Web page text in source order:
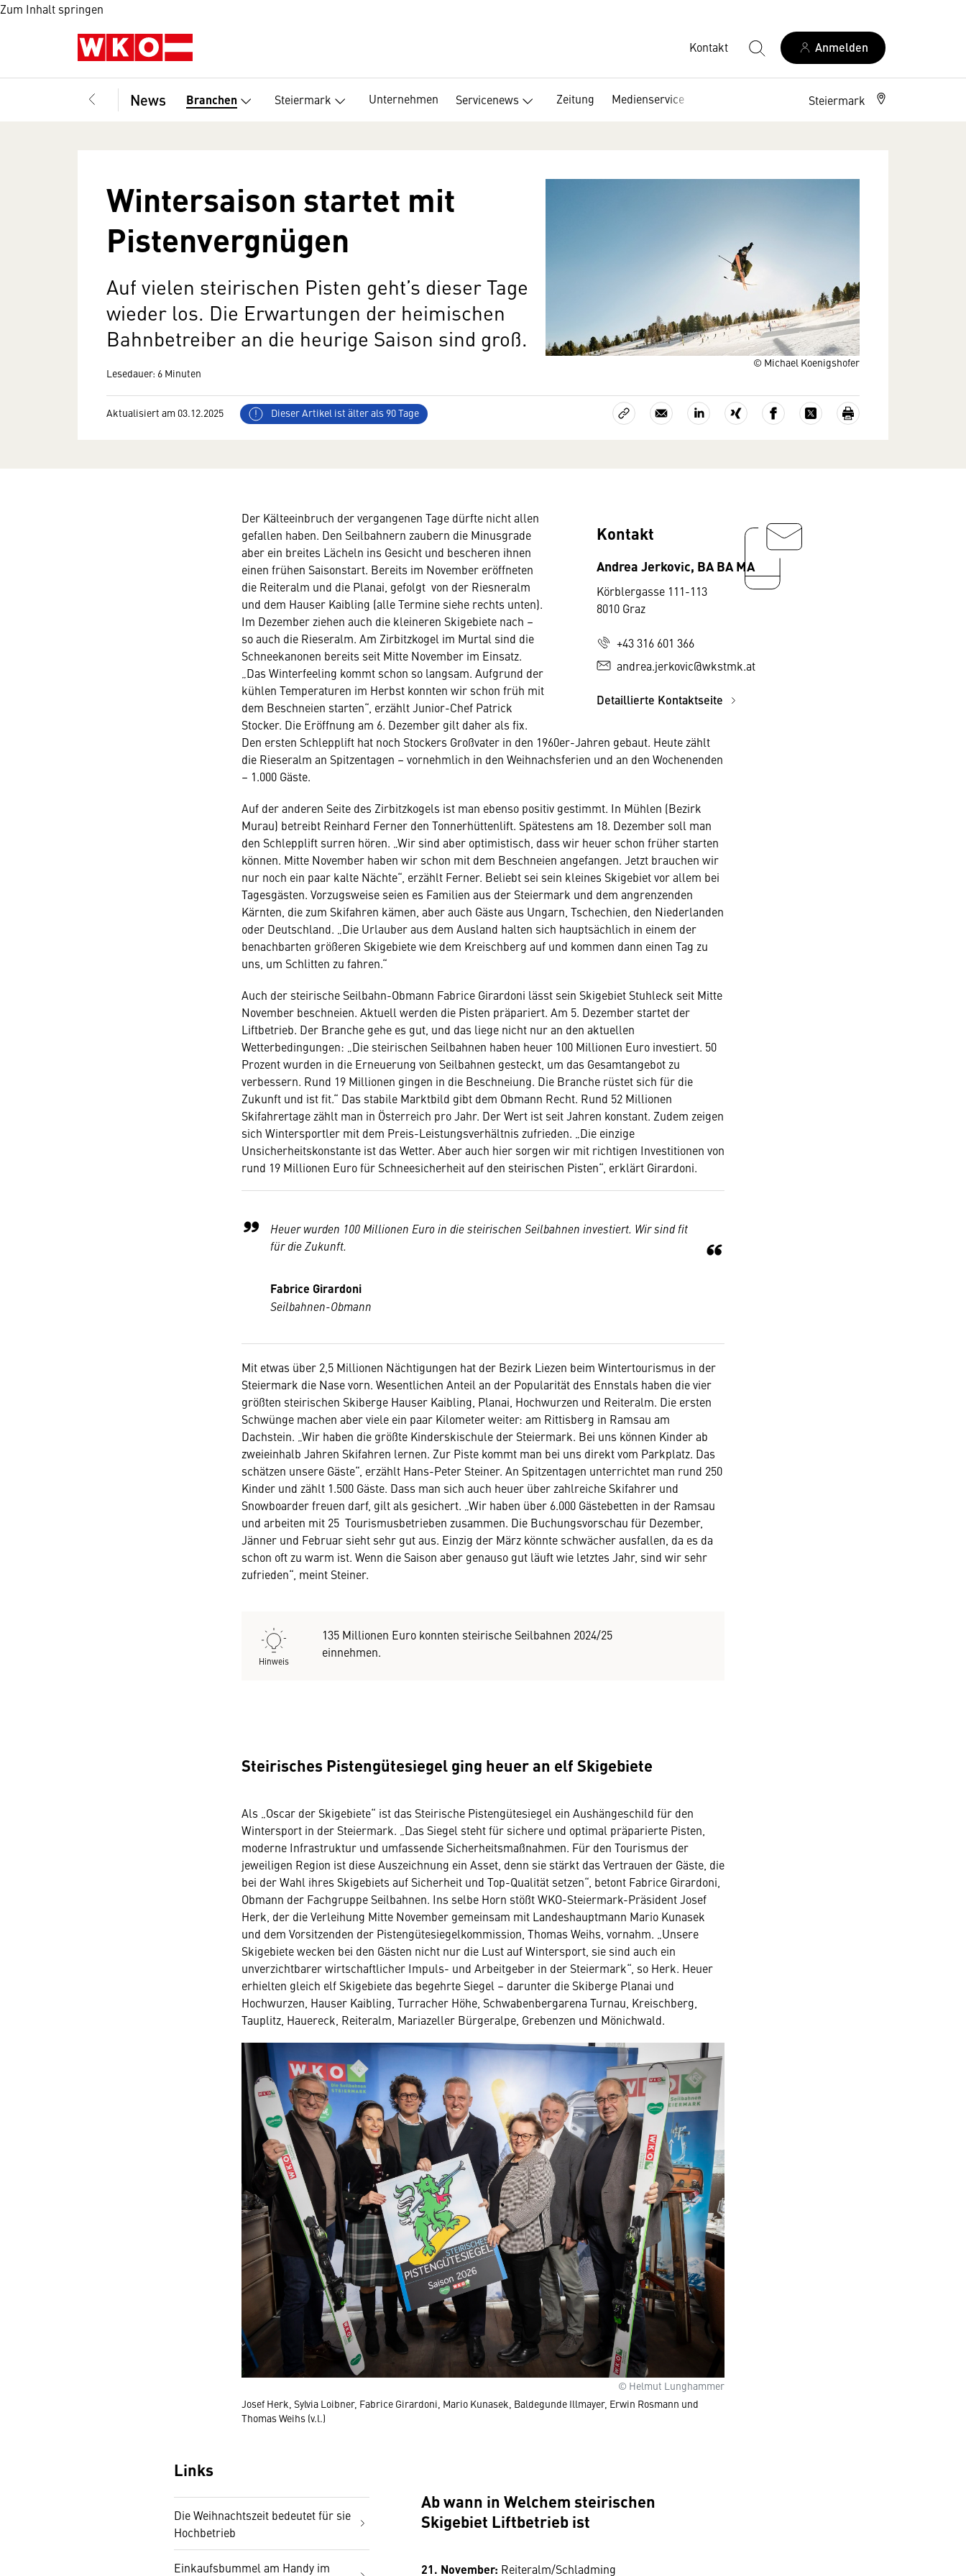
Zum Inhalt springen
Kontakt Anmelden
News Branchen Steiermark Unternehmen Servicenews Zeitung Medienservice Steiermark
© Michael Koenigshofer
Wintersaison startet mit
Pistenvergnügen
Auf vielen steirischen Pisten geht’s dieser Tage
wieder los. Die Erwartungen der heimischen
Bahnbetreiber an die heurige Saison sind groß.
Lesedauer: 6 Minuten
Aktualisiert am 03.12.2025 Dieser Artikel ist älter als 90 Tage
Kontakt
Andrea Jerkovic, BA BA MA
Körblergasse 111-113
8010 Graz
+43 316 601 366
andrea.jerkovic@wkstmk.at
Detaillierte Kontaktseite
Der Kälteeinbruch der vergangenen Tage dürfte nicht allen
gefallen haben. Den Seilbahnern zaubern die Minusgrade
aber ein breites Lächeln ins Gesicht und bescheren ihnen
einen frühen Saisonstart. Bereits im November eröffneten
die Reiteralm und die Planai, gefolgt von der Riesneralm
und dem Hauser Kaibling (alle Termine siehe rechts unten).
Im Dezember ziehen auch die kleineren Skigebiete nach –
so auch die Rieseralm. Am Zirbitzkogel im Murtal sind die
Schneekanonen bereits seit Mitte November im Einsatz.
„Das Winterfeeling kommt schon so langsam. Aufgrund der
kühlen Temperaturen im Herbst konnten wir schon früh mit
dem Beschneien starten“, erzählt Junior-Chef Patrick
Stocker. Die Eröffnung am 6. Dezember gilt daher als fix.
Den ers­ten Schlepplift hat noch Stockers Großvater in den 1960er-Jahren gebaut. Heute zählt
die Rieseralm an Spitzentagen – vornehmlich in den Weihnachsferien und an den Wochenenden
– 1.000 Gäste.
Auf der anderen Seite des Zirbitzkogels ist man ebenso positiv gestimmt. In Mühlen (Bezirk
Murau) betreibt Reinhard Ferner den Tonnerhüttenlift. Spätestens am 18. Dezember soll man
den Schlepplift surren hören. „Wir sind aber optimistisch, dass wir heuer schon früher starten
können. Mitte November haben wir schon mit dem Beschneien angefangen. Jetzt brauchen wir
nur noch ein paar kalte Nächte“, erzählt Ferner. Beliebt sei sein kleines Skigebiet vor allem bei
Tagesgästen. Vorzugsweise seien es Familien aus der Steiermark und dem angrenzenden
Kärnten, die zum Skifahren kämen, aber auch Gäste aus Ungarn, Tschechien, den Niederlanden
oder Deutschland. „Die Urlauber aus dem Ausland halten sich hauptsächlich in einem der
benachbarten größeren Skigebiete wie dem Kreischberg auf und kommen dann einen Tag zu
uns, um Schlitten zu fahren.“
Auch der steirische Seilbahn-Obmann Fabrice Girardoni lässt sein Skigebiet Stuhleck seit Mitte
November beschneien. Aktuell werden die Pisten präpariert. Am 5. Dezember startet der
Liftbetrieb. Der Branche gehe es gut, und das liege nicht nur an den aktuellen
Wetterbedingungen: „Die steirischen Seilbahnen haben heuer 100 Millionen Euro investiert. 50
Prozent wurden in die Erneuerung von Seilbahnen gesteckt, um das Gesamtangebot zu
verbessern. Rund 19 Millionen gingen in die Beschneiung. Die Branche rüstet sich für die
Zukunft und ist fit.“ Das stabile Marktbild gibt dem Obmann Recht. Rund 52 Millionen
Skifahrertage zählt man in Österreich pro Jahr. Der Wert ist seit Jahren konstant. Zudem zeigen
sich Wintersportler mit dem Preis-Leistungsverhältnis zufrieden. „Die einzige
Unsicherheitskonstante ist das Wetter. Aber auch hier sorgen wir mit richtigen Investitionen von
rund 19 Millionen Euro für Schneesicherheit auf den steirischen Pisten“, erklärt Girardoni.
Heuer wurden 100 Millionen Euro in die steirischen Seilbahnen investiert. Wir sind fit
für die Zukunft.
Fabrice Girardoni
Seilbahnen-Obmann
Mit etwas über 2,5 Millionen Nächtigungen hat der Bezirk Liezen beim Wintertourismus in der
Steiermark die Nase vorn. Wesentlichen Anteil an der Popularität des Ennstals haben die vier
größten steirischen Skiberge Hauser Kaibling, Planai, Hochwurzen und Reiteralm. Die ersten
Schwünge machen aber viele ein paar Kilometer weiter: am Rittisberg in Ramsau am
Dachstein. „Wir haben die größte Kinderskischule der Steiermark. Bei uns können Kinder ab
zweieinhalb Jahren Skifahren lernen. Zur Piste kommt man bei uns direkt vom Parkplatz. Das
schätzen unsere Gäste“, erzählt Hans-Peter Steiner. An Spitzentagen unterrichtet man rund 250
Kinder und zählt 1.500 Gäste. Dass man sich auch heuer über zahlreiche Skifahrer und
Snowboarder freuen darf, gilt als gesichert. „Wir haben über 6.000 Gästebetten in der Ramsau
und arbeiten mit 25 Tourismusbetrieben zusammen. Die Buchungsvorschau für Dezember,
Jänner und Februar sieht sehr gut aus. Einzig der März könnte schwächer ausfallen, da es da
schon oft zu warm ist. Wenn die Saison aber genauso gut läuft wie letztes Jahr, sind wir sehr
zufrieden“, meint Steiner.
Hinweis
135 Millionen Euro konnten steirische Seilbahnen 2024/25
einnehmen.
Steirisches Pistengütesiegel ging heuer an elf Skigebiete
Als „Oscar der Skigebiete“ ist das Steirische Pistengütesiegel ein Aushängeschild für den
Wintersport in der Steiermark. „Das Siegel steht für sichere und optimal präparierte Pisten,
moderne Infrastruktur und umfassende Sicherheitsmaßnahmen. Für den Tourismus der
jeweiligen Region ist diese Auszeichnung ein Asset, denn sie stärkt das Vertrauen der Gäste, die
bei der Wahl ihres Skigebiets auf Sicherheit und Top-Qualität setzen“, betont Fabrice Girardoni,
Obmann der Fachgruppe Seilbahnen. Ins selbe Horn stößt WKO-Steiermark-Präsident Josef
Herk, der die Verleihung Mitte November gemeinsam mit Landeshauptmann Mario Kunasek
und dem Vorsitzenden der Pistengütesiegelkommission, Thomas Weihs, vornahm. „Unsere
Skigebiete wecken bei den Gästen nicht nur die Lust auf Wintersport, sie sind auch ein
unverzichtbarer wirtschaftlicher Impuls- und Arbeitgeber in der Steiermark“, so Herk. Heuer
erhielten gleich elf Skigebiete das begehrte Siegel – darunter die Skiberge Planai und
Hochwurzen, Hauser Kaibling, Turracher Höhe, Schwabenberg­arena Turnau, Kreischberg,
Tauplitz, Hauereck, Reiteralm, Mariazeller Bürgeralpe, Grebenzen und Mönichwald.
© Helmut Lunghammer
Josef Herk, Sylvia Loibner, Fabrice Girardoni, Mario Kunasek, Baldegunde Illmayer, Erwin Rosmann und
Thomas Weihs (v.l.)
Links
Die Weihnachtszeit bedeutet für sie
Hochbetrieb
Einkaufsbummel am Handy im
Ab wann in Welchem steirischen
Skigebiet Liftbetrieb ist
21. November: Reiteralm/­Schladming